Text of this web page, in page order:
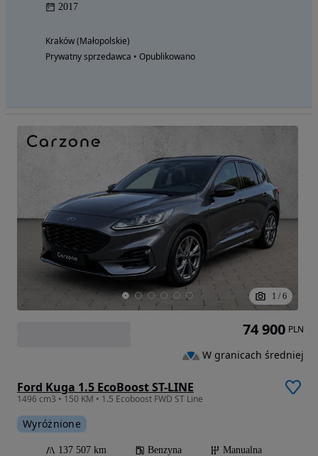
2017
Kraków (Małopolskie)
Prywatny sprzedawca • Opublikowano
1 / 6
Ford Kuga 1.5 EcoBoost ST-LINE
1496 cm3 • 150 KM • 1.5 Ecoboost FWD ST Line
Wyróżnione
137 507 km Benzyna
Manualna
74 900 PLN
W granicach średniej